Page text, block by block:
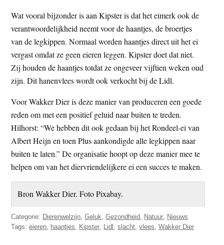
Wat vooral bijzonder is aan Kipster is dat het eimerk ook de
verantwoordelijkheid neemt voor de haantjes, de broertjes
van de legkippen. Normaal worden haantjes direct uit het ei
vergast omdat ze geen eieren leggen. Kipster doet dat niet.
Zij houden de haantjes totdat ze ongeveer vijftien weken oud
zijn. Dit hanenvlees wordt ook verkocht bij de Lidl.
Voor Wakker Dier is deze manier van produceren een goede
reden om met een positief geluid naar buiten te treden.
Hilhorst: “We hebben dit ook gedaan bij het Rondeel-ei van
Albert Heijn en toen Plus aankondigde alle legkippen naar
buiten te laten.” De organisatie hoopt op deze manier mee te
helpen om van het diervriendelijkere ei een succes te maken.
Bron Wakker Dier. Foto Pixabay.
Categorie: Dierenwelzijn,Geluk,Gezondheid, Natuur, Nieuws
Tags:eieren, haantjes, Kipster, Lidl ,slacht,vlees,Wakker Dier